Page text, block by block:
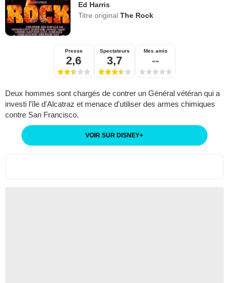
Ed Harris
Titre originalThe Rock
Presse
2,6
Spectateurs
3,7
Mes amis
--
Deux hommes sont chargés de contrer un Général vétéran qui a
investi l'île d'Alcatraz et menace d'utiliser des armes chimiques
contre San Francisco.
VOIR SUR DISNEY+